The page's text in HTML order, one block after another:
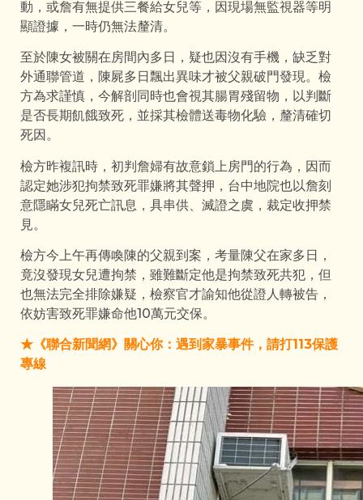
動，或詹有無提供三餐給女兒等，因現場無監視器等明
顯證據，一時仍無法釐清。
至於陳女被關在房間內多日，疑也因沒有手機，缺乏對
外通聯管道，陳屍多日飄出異味才被父親破門發現。檢
方為求謹慎，今解剖同時也會視其腸胃殘留物，以判斷
是否長期飢餓致死，並採其檢體送毒物化驗，釐清確切
死因。
檢方昨複訊時，初判詹婦有故意鎖上房門的行為，因而
認定她涉犯拘禁致死罪嫌將其聲押，台中地院也以詹刻
意隱瞞女兒死亡訊息，具串供、滅證之虞，裁定收押禁
見。
檢方今上午再傳喚陳的父親到案，考量陳父在家多日，
竟沒發現女兒遭拘禁，雖難斷定他是拘禁致死共犯，但
也無法完全排除嫌疑，檢察官才諭知他從證人轉被告，
依妨害致死罪嫌命他10萬元交保。
★《聯合新聞網》關心你：遇到家暴事件，請打113保護
專線